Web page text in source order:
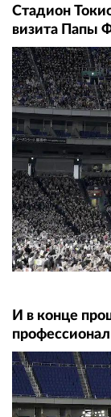
Стадион
визита Папы
И в конце